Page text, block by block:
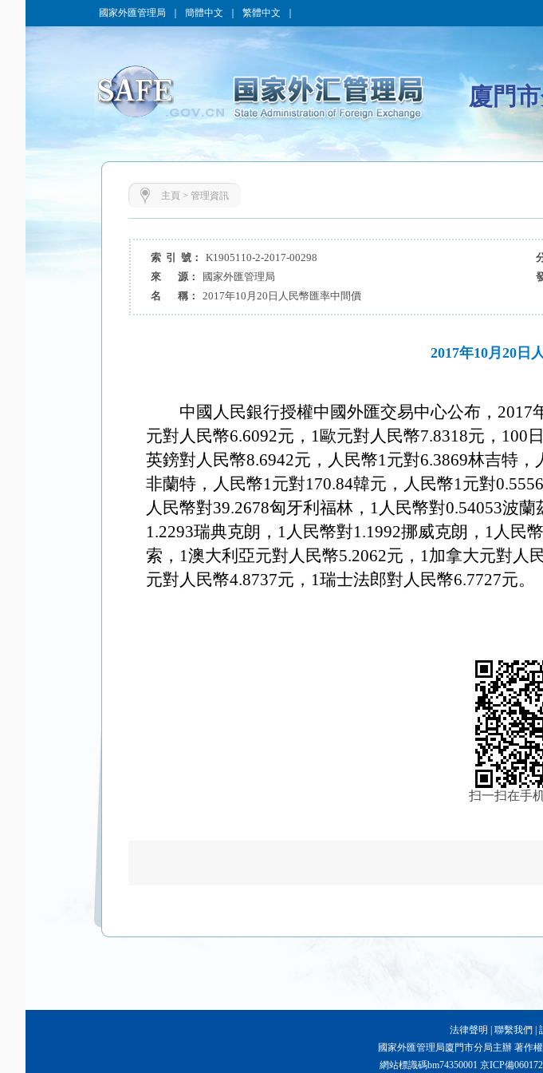
國家外匯管理局 簡體中文 繁體中文
廈門
主頁 > 管理資訊
索 引 號： K1905110-2-2017-00298
來 源：
國家外匯管理局
名 稱：
2017年10月20日人民幣匯率中間價
2017年10月20日
中國人民銀行授權中國外匯交易中心公布，2017
元對人民幣6.6092元，1歐元對人民幣7.8318元，100
英鎊對人民幣8.6942元，人民幣1元對6.3869林吉特，
非蘭特，人民幣1元對170.84韓元， 人民幣1元對
人民幣對39.2678匈牙利福林，1人民幣對0.54053波
1.2293瑞典克朗，1人民幣對1.1992挪威克朗，1人民
索， 1澳大利亞元對人民幣5.2062元，1加拿大元對人
元對人民幣4.8737元，1瑞士法郎對人民幣6.7727元。
扫一扫在手
法律聲明 聯繫我們
國家外匯管理局廈門市分局主辦 著作
網站標識碼bm74350001京ICP備